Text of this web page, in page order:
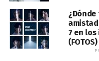
7 en
(FOTOS)